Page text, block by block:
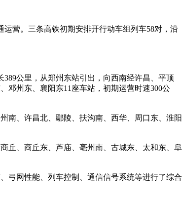
营。三条高铁初期安排开行动车组列车58对，沿
公里，从郑州东站引出，向西南经许昌、平顶
邓州东、襄阳东11座车站，初期运营时速300公
、许昌北、鄢陵、扶沟南、西华、周口东、淮阳
丘、商丘东、芦庙、亳州南、古城东、太和东、阜
网性能、列车控制、通信信号系统等进行了综合